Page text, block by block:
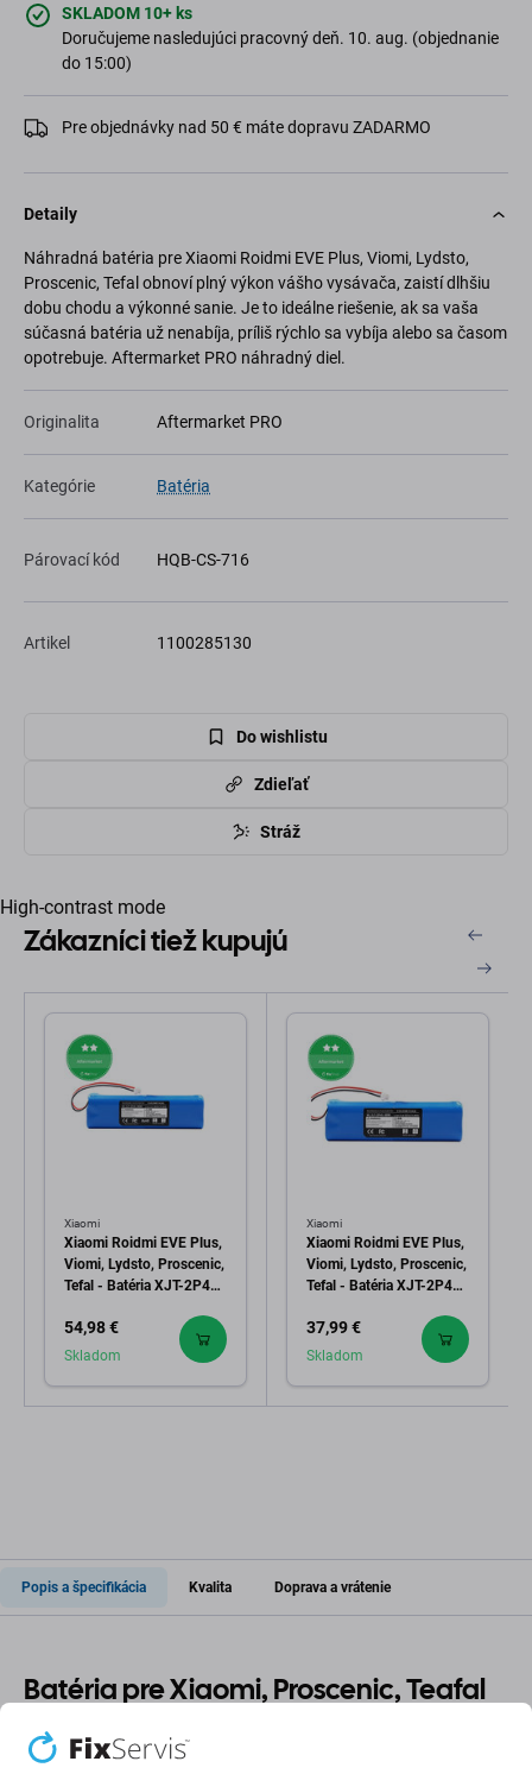
SKLADOM 10+ ks
Doručujeme nasledujúci pracovný deň. 10. aug. (objednanie
do 15:00)
Pre objednávky nad 50 € máte dopravu ZADARMO
Detaily
Náhradná batéria pre Xiaomi Roidmi EVE Plus, Viomi, Lydsto,
Proscenic, Tefal obnoví plný výkon vášho vysávača, zaistí dlhšiu
dobu chodu a výkonné sanie. Je to ideálne riešenie, ak sa vaša
súčasná batéria už nenabíja, príliš rýchlo sa vybíja alebo sa časom
opotrebuje. Aftermarket PRO náhradný diel.
Originalita Aftermarket PRO
Kategórie Batéria
Párovací kód HQB-CS-716
Artikel 1100285130
Do wishlistu
Zdieľať
Stráž
High-contrast mode
Zákazníci tiež kupujú
Xiaomi
Xiaomi Roidmi EVE Plus,
Viomi, Lydsto, Proscenic,
Tefal - Batéria XJT-2P4S-
6800mAh
54,98 €
Skladom
Xiaomi
Xiaomi Roidmi EVE Plus,
Viomi, Lydsto, Proscenic,
Tefal - Batéria XJT-2P4S-
5200mAh
37,99 €
Skladom
Popis a špecifikácia Kvalita Doprava a vrátenie
Batéria pre Xiaomi, Proscenic, Teafal
Ak sa batéria naXiaomi Roidmi EVE Plus, Viomi, Lydsto,